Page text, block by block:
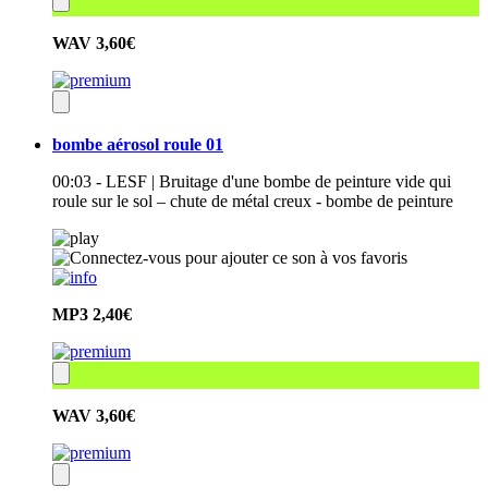
WAV 3,60€
bombe aérosol roule 01
00:03 - LESF | Bruitage d'une bombe de peinture vide qui
roule sur le sol – chute de métal creux - bombe de peinture
MP3 2,40€
WAV 3,60€